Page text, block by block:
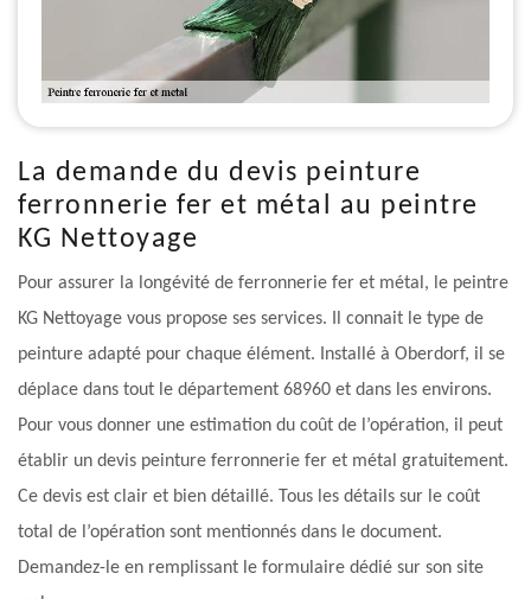
La demande du devis peinture
ferronnerie fer et métal au peintre
KG Nettoyage
Pour assurer la longévité de ferronnerie fer et métal, le peintre
KG Nettoyage vous propose ses services. Il connait le type de
peinture adapté pour chaque élément. Installé à Oberdorf, il se
déplace dans tout le département 68960 et dans les environs.
Pour vous donner une estimation du coût de l’opération, il peut
établir un devis peinture ferronnerie fer et métal gratuitement.
Ce devis est clair et bien détaillé. Tous les détails sur le coût
total de l’opération sont mentionnés dans le document.
Demandez-le en remplissant le formulaire dédié sur son site